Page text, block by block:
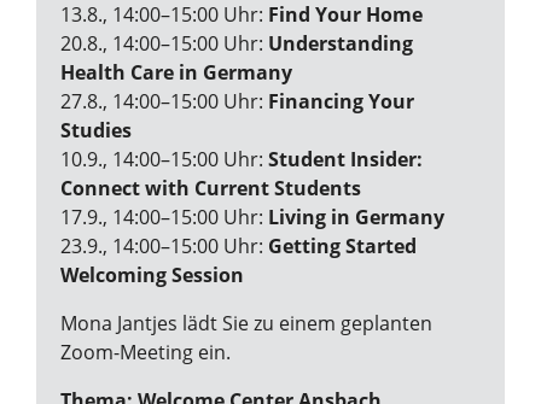
13.8., 14:00–15:00 Uhr: Find Your Home
20.8., 14:00–15:00 Uhr: Understanding
Health Care in Germany
27.8., 14:00–15:00 Uhr: Financing Your
Studies
10.9., 14:00–15:00 Uhr: Student Insider:
Connect with Current Students
17.9., 14:00–15:00 Uhr: Living in Germany
23.9., 14:00–15:00 Uhr: Getting Started
Welcoming Session
Mona Jantjes lädt Sie zu einem geplanten
Zoom-Meeting ein.